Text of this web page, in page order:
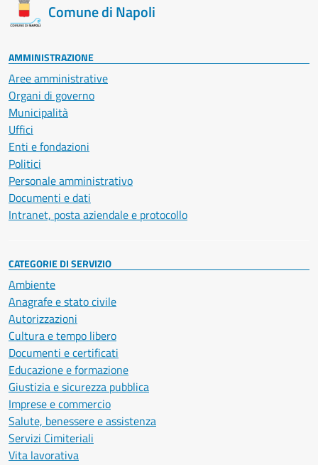
Comune di Napoli
AMMINISTRAZIONE
Aree amministrative
Organi di governo
Municipalità
Uffici
Enti e fondazioni
Politici
Personale amministrativo
Documenti e dati
Intranet, posta aziendale e protocollo
CATEGORIE DI SERVIZIO
Ambiente
Anagrafe e stato civile
Autorizzazioni
Cultura e tempo libero
Documenti e certificati
Educazione e formazione
Giustizia e sicurezza pubblica
Imprese e commercio
Salute, benessere e assistenza
Servizi Cimiteriali
Vita lavorativa